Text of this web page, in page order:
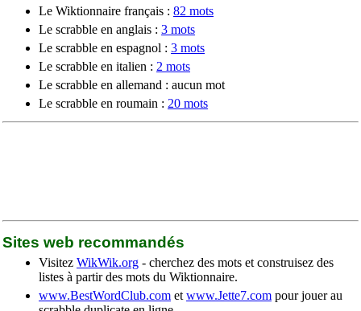
Le Wiktionnaire français : 82 mots
Le scrabble en anglais : 3 mots
Le scrabble en espagnol : 3 mots
Le scrabble en italien : 2 mots
Le scrabble en allemand : aucun mot
Le scrabble en roumain : 20 mots
Sites web recommandés
Visitez WikWik.org - cherchez des mots et construisez des
listes à partir des mots du Wiktionnaire.
www.BestWordClub.com et www.Jette7.com pour jouer au